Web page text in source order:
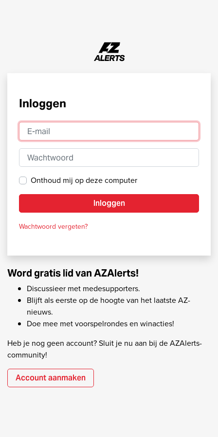
Inloggen
E-mail
Wachtwoord
Onthoud mij op deze computer
Inloggen
Wachtwoord vergeten?
Word gratis lid van AZAlerts!
Discussieer met medesupporters.
Blijft als eerste op de hoogte van het laatste AZ-
nieuws.
Doe mee met voorspelrondes en winacties!
Heb je nog geen account? Sluit je nu aan bij de AZAlerts-
community!
Account aanmaken